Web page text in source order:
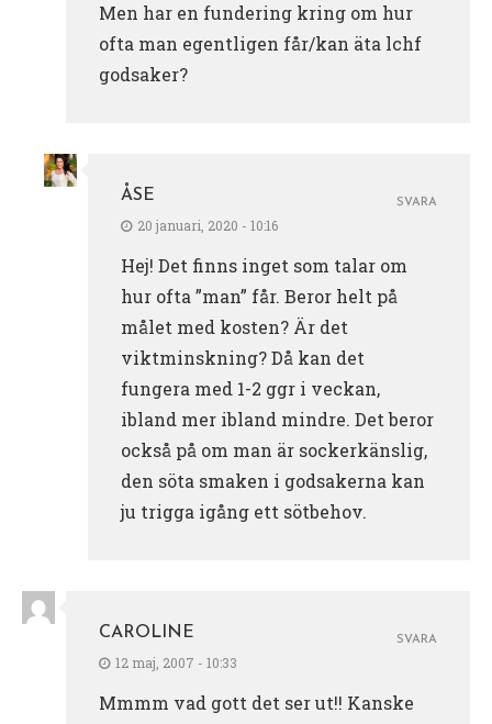
Men har en fundering kring om hur
ofta man egentligen får/kan äta lchf
godsaker?
ÅSE
20 januari, 2020 - 10:16
Hej! Det finns inget som talar om
hur ofta ”man” får. Beror helt på
målet med kosten? Är det
viktminskning? Då kan det
fungera med 1-2 ggr i veckan,
ibland mer ibland mindre. Det beror
också på om man är sockerkänslig,
den söta smaken i godsakerna kan
ju trigga igång ett sötbehov.
SVARA
CAROLINE
12 maj, 2007 - 10:33
Mmmm vad gott det ser ut!! Kanske
SVARA